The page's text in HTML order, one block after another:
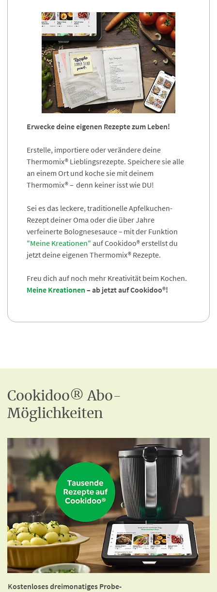
Erwecke deine eigenen Rezepte zum Leben!
Erstelle, importiere oder verändere deine
Thermomix® Lieblingsrezepte. Speichere sie alle
an einem Ort und koche sie mit deinem
Thermomix® – denn keiner isst wie DU!
Sei es das leckere, traditionelle Apfelkuchen-
Rezept deiner Oma oder die über Jahre
verfeinerte Bolognesesauce – mit der Funktion
"Meine Kreationen" auf Cookidoo® erstellst du
jetzt deine eigenen Thermomix® Rezepte.
Freu dich auf noch mehr Kreativität beim Kochen.
Meine Kreationen – ab jetzt auf Cookidoo®!
Cookidoo® Abo-
Möglichkeiten
Kostenloses dreimonatiges Probe-